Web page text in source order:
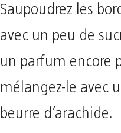
Saupoudrez les
avec un peu de
un parfum encore
mélangez-le avec
beurre d’arachide.